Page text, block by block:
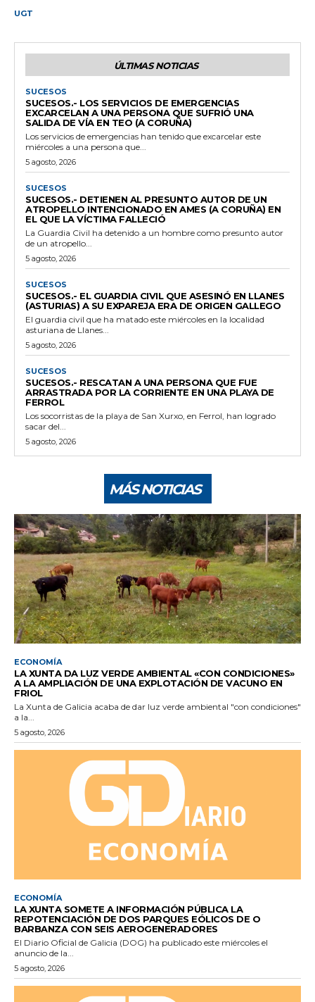
UGT
ÚLTIMAS NOTICIAS
SUCESOS
SUCESOS.- LOS SERVICIOS DE EMERGENCIAS
EXCARCELAN A UNA PERSONA QUE SUFRIÓ UNA
SALIDA DE VÍA EN TEO (A CORUÑA)
Los servicios de emergencias han tenido que excarcelar este
miércoles a una persona que...
5 agosto, 2026
SUCESOS
SUCESOS.- DETIENEN AL PRESUNTO AUTOR DE UN
ATROPELLO INTENCIONADO EN AMES (A CORUÑA) EN
EL QUE LA VÍCTIMA FALLECIÓ
La Guardia Civil ha detenido a un hombre como presunto autor
de un atropello...
5 agosto, 2026
SUCESOS
SUCESOS.- EL GUARDIA CIVIL QUE ASESINÓ EN LLANES
(ASTURIAS) A SU EXPAREJA ERA DE ORIGEN GALLEGO
El guardia civil que ha matado este miércoles en la localidad
asturiana de Llanes...
5 agosto, 2026
SUCESOS
SUCESOS.- RESCATAN A UNA PERSONA QUE FUE
ARRASTRADA POR LA CORRIENTE EN UNA PLAYA DE
FERROL
Los socorristas de la playa de San Xurxo, en Ferrol, han logrado
sacar del...
5 agosto, 2026
MÁS NOTICIAS
ECONOMÍA
LA XUNTA DA LUZ VERDE AMBIENTAL «CON CONDICIONES»
A LA AMPLIACIÓN DE UNA EXPLOTACIÓN DE VACUNO EN
FRIOL
La Xunta de Galicia acaba de dar luz verde ambiental "con condiciones"
a la...
5 agosto, 2026
ECONOMÍA
LA XUNTA SOMETE A INFORMACIÓN PÚBLICA LA
REPOTENCIACIÓN DE DOS PARQUES EÓLICOS DE O
BARBANZA CON SEIS AEROGENERADORES
El Diario Oficial de Galicia (DOG) ha publicado este miércoles el
anuncio de la...
5 agosto, 2026